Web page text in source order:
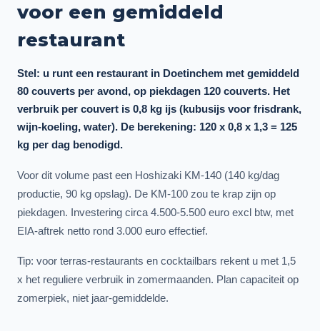
voor een gemiddeld
restaurant
Stel: u runt een restaurant in Doetinchem met gemiddeld
80 couverts per avond, op piekdagen 120 couverts. Het
verbruik per couvert is 0,8 kg ijs (kubusijs voor frisdrank,
wijn-koeling, water). De berekening: 120 x 0,8 x 1,3 = 125
kg per dag benodigd.
Voor dit volume past een Hoshizaki KM-140 (140 kg/dag
productie, 90 kg opslag). De KM-100 zou te krap zijn op
piekdagen. Investering circa 4.500-5.500 euro excl btw, met
EIA-aftrek netto rond 3.000 euro effectief.
Tip: voor terras-restaurants en cocktailbars rekent u met 1,5
x het reguliere verbruik in zomermaanden. Plan capaciteit op
zomerpiek, niet jaar-gemiddelde.